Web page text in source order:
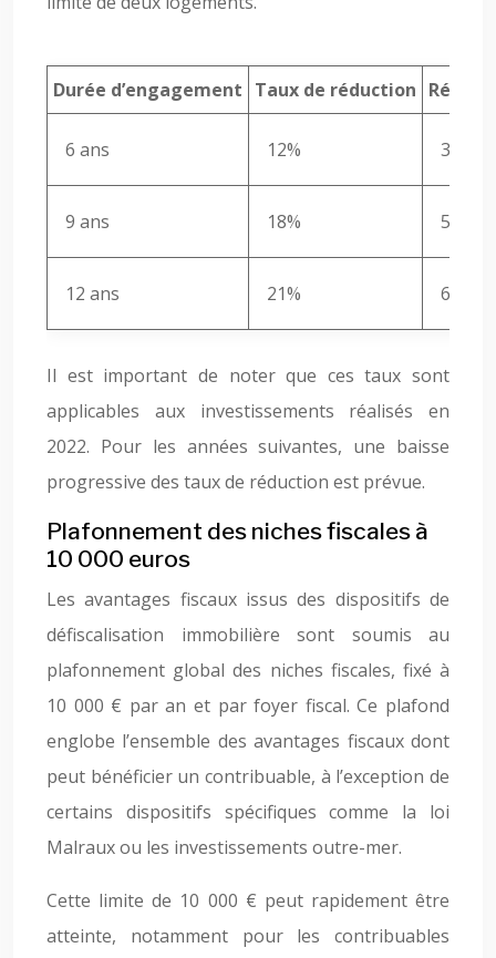
Durée d’engagement Taux de réduction
6 ans 12% 36
9 ans 18% 54
12 ans 21% 63
Il est important de noter que ces taux sont
applicables aux investissements réalisés en
2022. Pour les années suivantes, une baisse
progressive des taux de réduction est prévue.
Plafonnement des niches fiscales à
10 000 euros
Les avantages fiscaux issus des dispositifs de
défiscalisation immobilière sont soumis au
plafonnement global des niches fiscales, fixé à
10 000 € par an et par foyer fiscal. Ce plafond
englobe l’ensemble des avantages fiscaux dont
peut bénéficier un contribuable, à l’exception de
certains dispositifs spécifiques comme la loi
Malraux ou les investissements outre-mer.
Cette limite de 10 000 € peut rapidement être
atteinte, notamment pour les contribuables